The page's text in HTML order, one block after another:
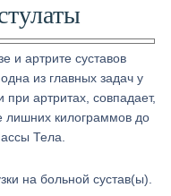
и артрите суставов
из главных задач у
при артритах, совпадает,
лишних килограммов до
Тела.
на больной сустав(ы).